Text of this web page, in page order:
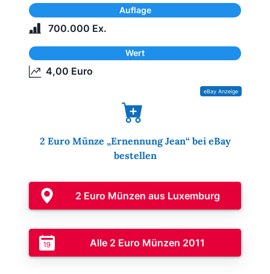
Auflage
700.000 Ex.
Wert
4,00 Euro
2 Euro Münze „Ernennung Jean“ bei eBay
bestellen
2 Euro Münzen aus Luxemburg
Alle 2 Euro Münzen 2011